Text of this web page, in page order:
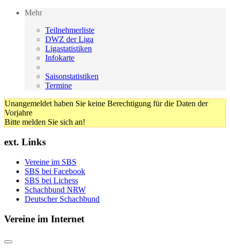
Mehr
Teilnehmerliste
DWZ der Liga
Ligastatistiken
Infokarte
Saisonstatistiken
Termine
Unangemeldet haben Sie keine Berechtigung für die Daten der
Vorjahre
Bitte melden Sie sich an!
ext. Links
Vereine im SBS
SBS bei Facebook
SBS bei Lichess
Schachbund NRW
Deutscher Schachbund
Vereine im Internet